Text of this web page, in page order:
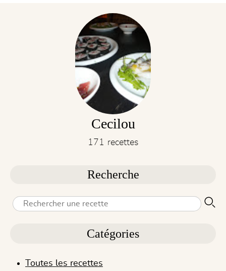
Cecilou
171 recettes
Recherche
Catégories
Toutes les recettes